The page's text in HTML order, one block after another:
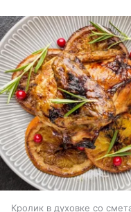
Кролик в духовке со